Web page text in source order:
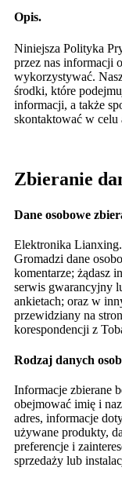
Opis.
Niniejsza Polityka
przez nas informacji
wykorzystywać.
środki, które
informacji, a także
skontaktować w
Zbieranie
Dane osobowe
Elektronika Lianxing.
Gromadzi dane
komentarze; żądasz
serwis gwarancyjny
ankietach; oraz w
przewidziany na
korespondencji z
Rodzaj danych
Informacje zbierane
obejmować imię i
adres, informacje
używane produkty,
preferencje i
sprzedaży lub